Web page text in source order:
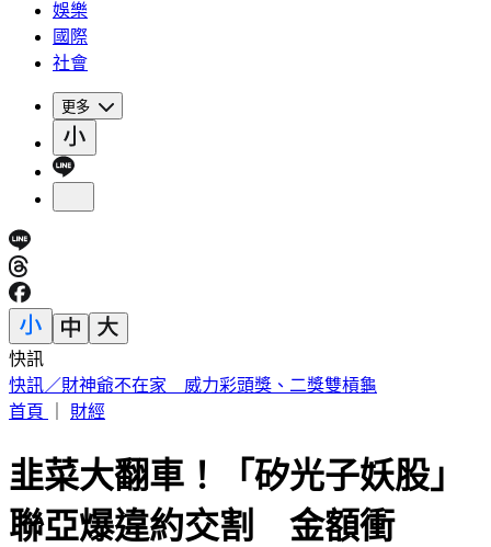
娛樂
國際
社會
更多
快訊
中國出入境新規將上路 陸委會曝「這類人」最危險
首頁
財經
韭菜大翻車！「矽光子妖股」
聯亞爆違約交割 金額衝